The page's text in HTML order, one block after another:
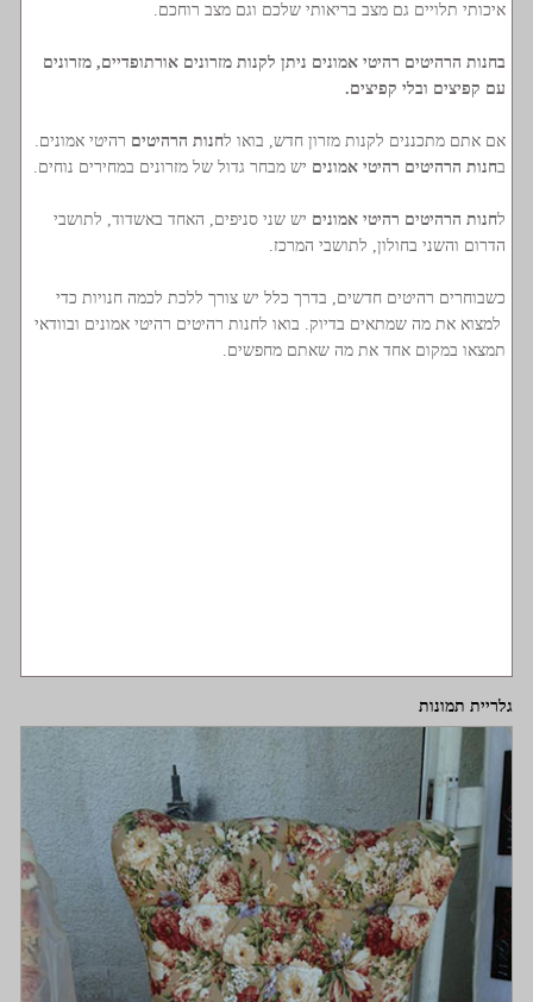
איכותי תלויים גם מצב בריאותי שלכם וגם מצב רוחכם.
בחנות הרהיטים רהיטי אמונים ניתן לקנות מזרונים אורתופדיים, מזרונים
עם קפיצים ובלי קפיצים.
אם אתם מתכננים לקנות מזרון חדש, בואו לחנות הרהיטים רהיטי אמונים.
בחנות הרהיטים רהיטי אמונים יש מבחר גדול של מזרונים במחירים נוחים.
לחנות הרהיטים רהיטי אמונים יש שני סניפים, האחד באשדוד, לתושבי
הדרום והשני בחולון, לתושבי המרכז.
כשבוחרים רהיטים חדשים, בדרך כלל יש צורך ללכת לכמה חנויות כדי
למצוא את מה שמתאים בדיוק. בואו לחנות רהיטים רהיטי אמונים ובוודאי
תמצאו במקום אחד את מה שאתם מחפשים.
גלריית תמונות